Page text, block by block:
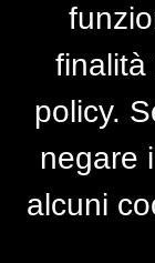
finalità
policy.
negare
alcuni